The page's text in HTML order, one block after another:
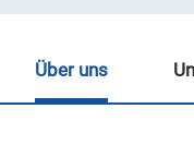
Über uns